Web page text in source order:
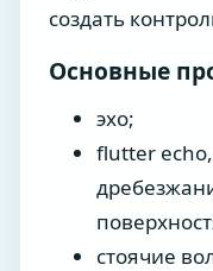
создать
Основные
эхо;
flutter
стоячие